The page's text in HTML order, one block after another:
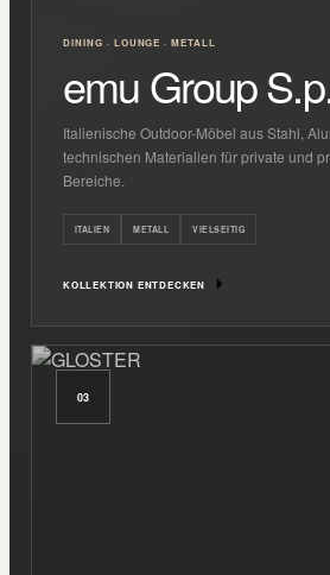
DINING · LOUNGE · METALL
emu Group
Italienische Outdoor-Möbel aus Stahl,
technischen Materialien für private und
Bereiche.
ITALIEN METALL VIELSEITIG
KOLLEKTION ENTDECKEN
03